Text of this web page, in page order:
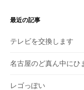
最近の記事
テレビを交換します
名古屋のど真ん中にひ
レゴっぽい